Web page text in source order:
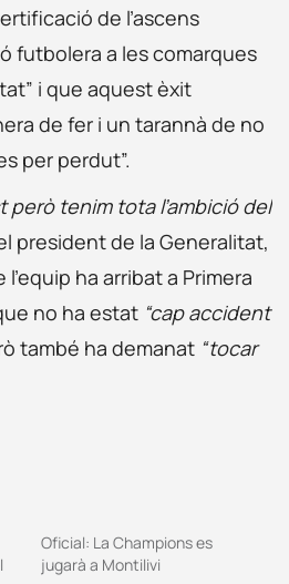
de l’ascens
futbolera a les comarques
i que aquest èxit
de fer i un tarannà de no
per perdut”.
però tenim tota l’ambició del
president de la Generalitat,
ha arribat a Primera
no ha estat “cap accident
també ha demanat “tocar
Oficial: La Champions es
jugarà a Montilivi